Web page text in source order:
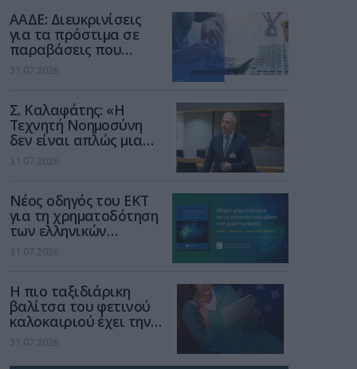
ΑΑΔΕ: Διευκρινίσεις
για τα πρόστιμα σε
παραβάσεις που
αφορούν τους ΦΗΜ
31.07.2026
Σ. Καλαφάτης: «Η
Τεχνητή Νοημοσύνη
δεν είναι απλώς μια
νέα τεχνολογία, είναι
μια νέα βιομηχανική
31.07.2026
Νέος οδηγός του ΕΚΤ
για τη χρηματοδότηση
των ελληνικών
επιχειρήσεων στον
χώρο της άμυνας
31.07.2026
Η πιο ταξιδιάρικη
βαλίτσα του φετινού
καλοκαιριού έχει την
υπογραφή της Xiaomi
31.07.2026